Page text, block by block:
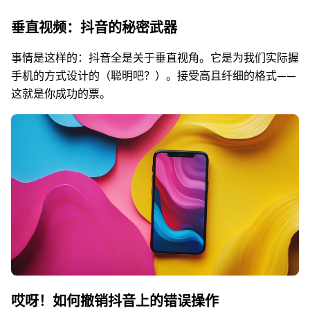
垂直视频：抖音的秘密武器
事情是这样的：抖音全是关于垂直视角。它是为我们实际握
手机的方式设计的（聪明吧？）。接受高且纤细的格式——
这就是你成功的票。
哎呀！如何撤销抖音上的错误操作